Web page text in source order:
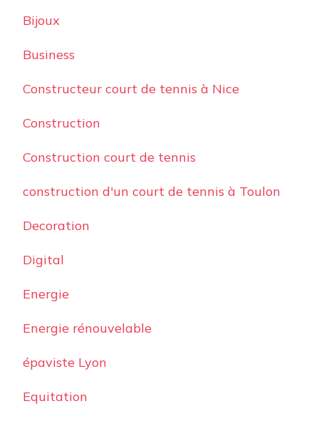
Bijoux
Business
Constructeur court de tennis à Nice
Construction
Construction court de tennis
construction d'un court de tennis à Toulon
Decoration
Digital
Energie
Energie rénouvelable
épaviste Lyon
Equitation